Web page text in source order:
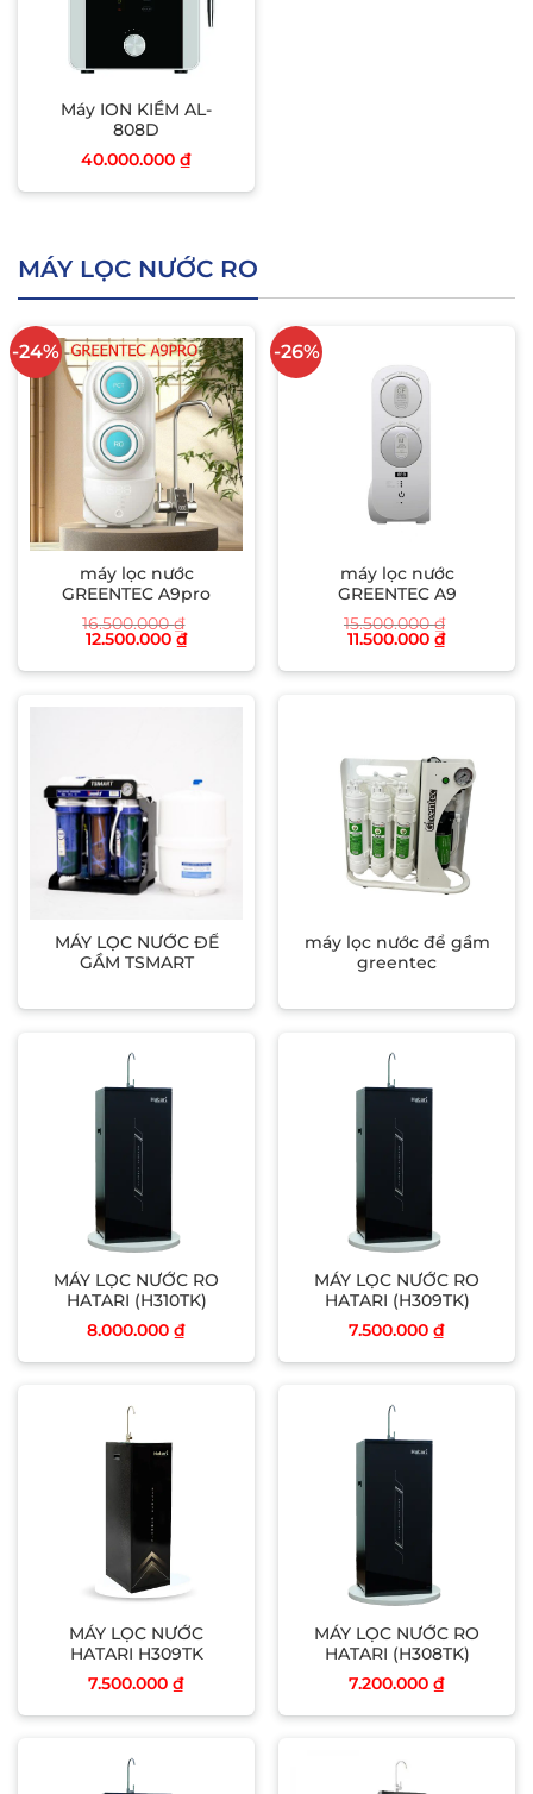
Máy ION KIỀM AL-
808D
40.000.000 ₫
MÁY LỌC NƯỚC RO
-24%
máy lọc nước
GREENTEC A9pro
16.500.000₫
Giá
là:
12.500.000 ₫Giá
hiện
tại
-26%
máy lọc nước
GREENTEC A9
15.500.000₫
Giá
là:
11.500.000 ₫Giá
tại
MÁY LỌC NƯỚC ĐỂ
GẦM TSMART
máy lọc nước để gầm
greentec
MÁY LỌC NƯỚC RO
HATARI (H310TK)
8.000.000 ₫
MÁY LỌC NƯỚC RO
HATARI (H309TK)
7.500.000 ₫
MÁY LỌC NƯỚC
HATARI H309TK
7.500.000 ₫
MÁY LỌC NƯỚC RO
HATARI (H308TK)
7.200.000 ₫